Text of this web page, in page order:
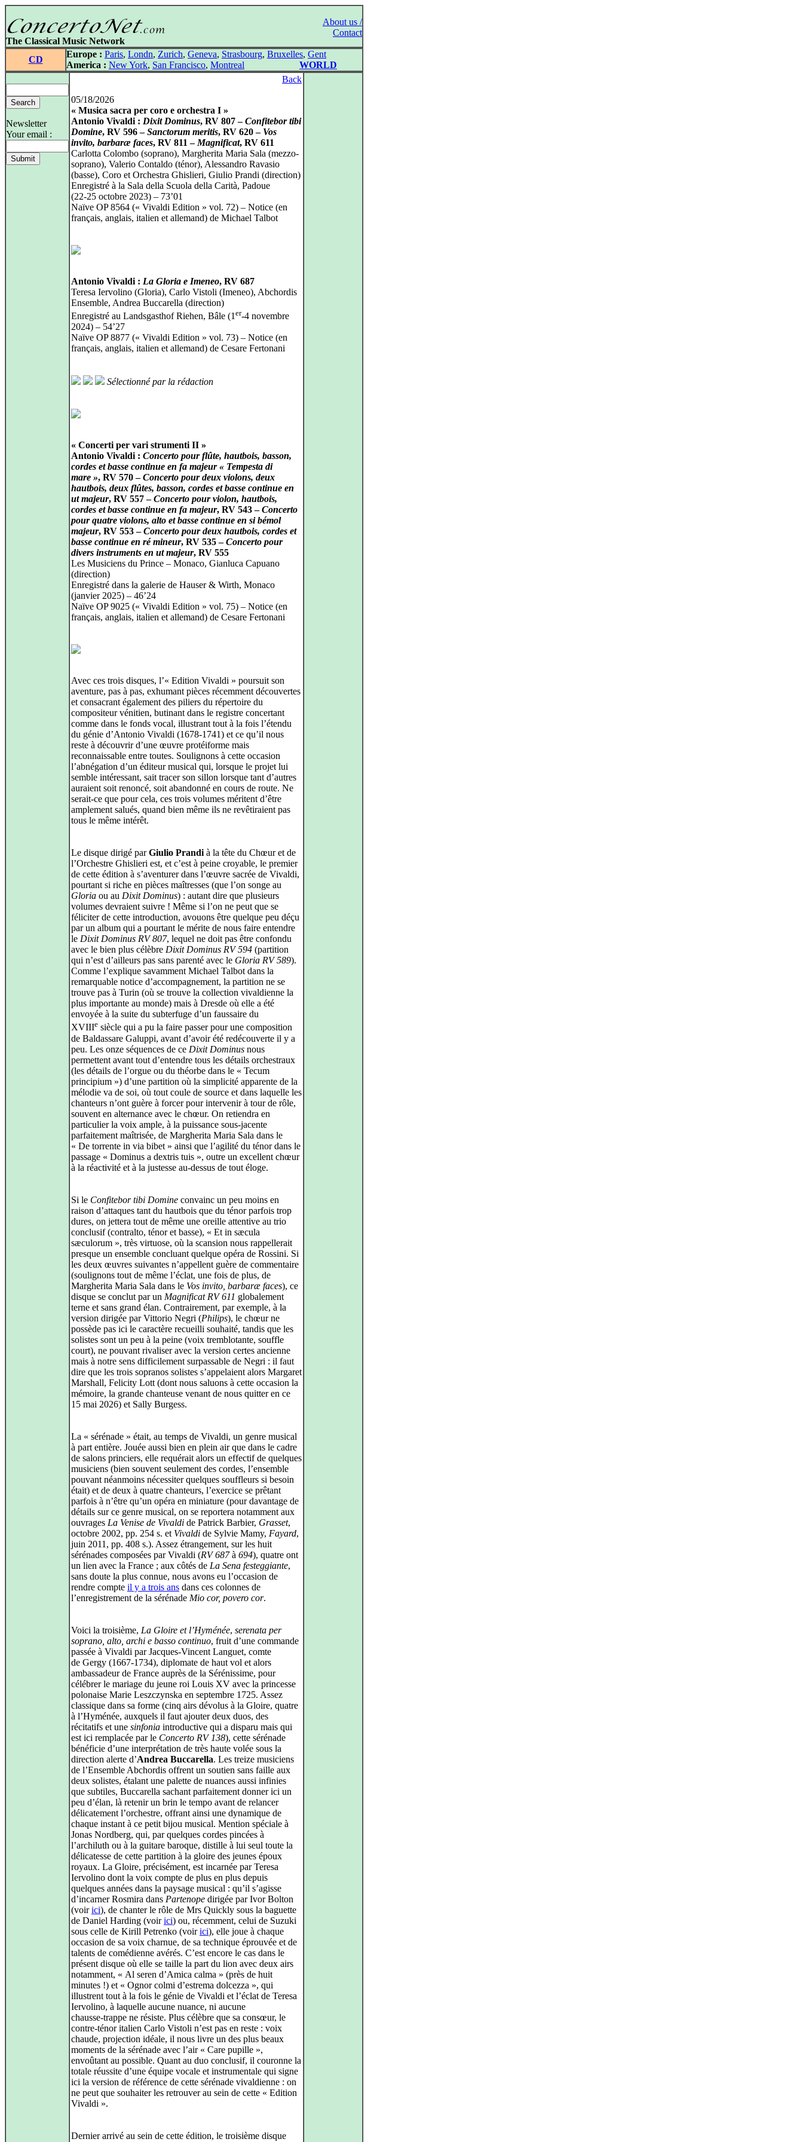
About us /
Contact
The Classical Music Network
CD
Europe : Paris, Londn, Zurich, Geneva, Strasbourg, Bruxelles, Gent
America : New York, San Francisco, Montreal WORLD
Newsletter
Your email :
Back
05/18/2026
« Musica sacra per coro e orchestra I »
Antonio Vivaldi : Dixit Dominus, RV 807 –Confitebor tibi
Domine, RV 596 –Sanctorum meritis, RV 620 – Vos
invito, barbaræ faces, RV 811 – Magnificat, RV 611
Carlotta Colombo (soprano), Margherita Maria Sala (mezzo-
soprano), Valerio Contaldo (ténor), Alessandro Ravasio
(basse), Coro et Orchestra Ghislieri, Giulio Prandi (direction)
Enregistré à la Sala della Scuola della Carità, Padoue
(22‑25 octobre 2023) – 73’01
Naïve OP 8564 (« Vivaldi Edition » vol. 72) – Notice (en
français, anglais, italien et allemand) de Michael Talbot
Antonio Vivaldi : La Gloria e Imeneo, RV 687
Teresa Iervolino (Gloria), Carlo Vistoli (Imeneo), Abchordis
Ensemble, Andrea Buccarella (direction)
Enregistré au Landsgasthof Riehen, Bâle (1 er‑4 novembre
2024) – 54’27
Naïve OP 8877 (« Vivaldi Edition » vol. 73) – Notice (en
français, anglais, italien et allemand) de Cesare Fertonani
Sélectionné par la rédaction
« Concerti per vari strumenti II »
Antonio Vivaldi : Concerto pour flûte, hautbois, basson,
cordes et basse continue en fa majeur « Tempesta di
mare », RV 570 –Concerto pour deux violons, deux
hautbois, deux flûtes, basson, cordes et basse continue en
ut majeur, RV 557 –Concerto pour violon, hautbois,
cordes et basse continue en fa majeur, RV 543 –Concerto
pour quatre violons, alto et basse continue en si bémol
majeur, RV 553 –Concerto pour deux hautbois, cordes et
basse continue en ré mineur, RV 535 –Concerto pour
divers instruments en ut majeur, RV 555
Les Musiciens du Prince – Monaco, Gianluca Capuano
(direction)
Enregistré dans la galerie de Hauser & Wirth, Monaco
(janvier 2025) – 46’24
Naïve OP 9025 (« Vivaldi Edition » vol. 75) – Notice (en
français, anglais, italien et allemand) de Cesare Fertonani
Avec ces trois disques, l’« Edition Vivaldi » poursuit son
aventure, pas à pas, exhumant pièces récemment découvertes
et consacrant également des piliers du répertoire du
compositeur vénitien, butinant dans le registre concertant
comme dans le fonds vocal, illustrant tout à la fois l’étendu
du génie d’Antonio Vivaldi (1678‑1741) et ce qu’il nous
reste à découvrir d’une œuvre protéiforme mais
reconnaissable entre toutes. Soulignons à cette occasion
l’abnégation d’un éditeur musical qui, lorsque le projet lui
semble intéressant, sait tracer son sillon lorsque tant d’autres
auraient soit renoncé, soit abandonné en cours de route. Ne
serait‑ce que pour cela, ces trois volumes méritent d’être
amplement salués, quand bien même ils ne revêtiraient pas
tous le même intérêt.
Le disque dirigé parGiulio Prandi à la tête du Chœur et de
l’Orchestre Ghislieri est, et c’est à peine croyable, le premier
de cette édition à s’aventurer dans l’œuvre sacrée de Vivaldi,
pourtant si riche en pièces maîtresses (que l’on songe au
Gloria ou au Dixit Dominus) : autant dire que plusieurs
volumes devraient suivre ! Même si l’on ne peut que se
féliciter de cette introduction, avouons être quelque peu déçu
par un album qui a pourtant le mérite de nous faire entendre
le Dixit Dominus RV 807, lequel ne doit pas être confondu
avec le bien plus célèbre Dixit Dominus RV 594 (partition
qui n’est d’ailleurs pas sans parenté avec le Gloria RV 589).
Comme l’explique savamment Michael Talbot dans la
remarquable notice d’accompagnement, la partition ne se
trouve pas à Turin (où se trouve la collection vivaldienne la
plus importante au monde) mais à Dresde où elle a été
envoyée à la suite du subterfuge d’un faussaire du
XVIIIe siècle qui a pu la faire passer pour une composition
de Baldassare Galuppi, avant d’avoir été redécouverte il y a
peu. Les onze séquences de ce Dixit Dominus nous
permettent avant tout d’entendre tous les détails orchestraux
(les détails de l’orgue ou du théorbe dans le « Tecum
principium ») d’une partition où la simplicité apparente de la
mélodie va de soi, où tout coule de source et dans laquelle les
chanteurs n’ont guère à forcer pour intervenir à tour de rôle,
souvent en alternance avec le chœur. On retiendra en
particulier la voix ample, à la puissance sous‑jacente
parfaitement maîtrisée, de Margherita Maria Sala dans le
« De torrente in via bibet » ainsi que l’agilité du ténor dans le
passage « Dominus a dextris tuis », outre un excellent chœur
à la réactivité et à la justesse au‑dessus de tout éloge.
Si le Confitebor tibi Domine convainc un peu moins en
raison d’attaques tant du hautbois que du ténor parfois trop
dures, on jettera tout de même une oreille attentive au trio
conclusif (contralto, ténor et basse), « Et in sæcula
sæculorum », très virtuose, où la scansion nous rappellerait
presque un ensemble concluant quelque opéra de Rossini. Si
les deux œuvres suivantes n’appellent guère de commentaire
(soulignons tout de même l’éclat, une fois de plus, de
Margherita Maria Sala dans le Vos invito, barbaræ faces), ce
disque se conclut par un Magnificat RV 611 globalement
terne et sans grand élan. Contrairement, par exemple, à la
version dirigée par Vittorio Negri (Philips), le chœur ne
possède pas ici le caractère recueilli souhaité, tandis que les
solistes sont un peu à la peine (voix tremblotante, souffle
court), ne pouvant rivaliser avec la version certes ancienne
mais à notre sens difficilement surpassable de Negri : il faut
dire que les trois sopranos solistes s’appelaient alors Margaret
Marshall, Felicity Lott (dont nous saluons à cette occasion la
mémoire, la grande chanteuse venant de nous quitter en ce
15 mai 2026) et Sally Burgess.
La « sérénade » était, au temps de Vivaldi, un genre musical
à part entière. Jouée aussi bien en plein air que dans le cadre
de salons princiers, elle requérait alors un effectif de quelques
musiciens (bien souvent seulement des cordes, l’ensemble
pouvant néanmoins nécessiter quelques souffleurs si besoin
était) et de deux à quatre chanteurs, l’exercice se prêtant
parfois à n’être qu’un opéra en miniature (pour davantage de
détails sur ce genre musical, on se reportera notamment aux
ouvrages La Venise de Vivaldi de Patrick Barbier, Grasset,
octobre 2002, pp. 254 s. et Vivaldi de Sylvie Mamy, Fayard,
juin 2011, pp. 408 s.). Assez étrangement, sur les huit
sérénades composées par Vivaldi (RV 687à 694), quatre ont
un lien avec la France ; aux côtés de La Sena festeggiante,
sans doute la plus connue, nous avons eu l’occasion de
rendre compte il y a trois ans dans ces colonnes de
l’enregistrement de la sérénade Mio cor, povero cor.
Voici la troisième, La Gloire et l’Hyménée, serenata per
soprano, alto, archi e basso continuo, fruit d’une commande
passée à Vivaldi par Jacques-Vincent Languet, comte
de Gergy (1667‑1734), diplomate de haut vol et alors
ambassadeur de France auprès de la Sérénissime, pour
célébrer le mariage du jeune roi Louis XV avec la princesse
polonaise Marie Leszczynska en septembre 1725. Assez
classique dans sa forme (cinq airs dévolus à la Gloire, quatre
à l’Hyménée, auxquels il faut ajouter deux duos, des
récitatifs et une sinfonia introductive qui a disparu mais qui
est ici remplacée par le Concerto RV 138), cette sérénade
bénéficie d’une interprétation de très haute volée sous la
direction alerte d’Andrea Buccarella. Les treize musiciens
de l’Ensemble Abchordis offrent un soutien sans faille aux
deux solistes, étalant une palette de nuances aussi infinies
que subtiles, Buccarella sachant parfaitement donner ici un
peu d’élan, là retenir un brin le tempo avant de relancer
délicatement l’orchestre, offrant ainsi une dynamique de
chaque instant à ce petit bijou musical. Mention spéciale à
Jonas Nordberg, qui, par quelques cordes pincées à
l’archiluth ou à la guitare baroque, distille à lui seul toute la
délicatesse de cette partition à la gloire des jeunes époux
royaux. La Gloire, précisément, est incarnée par Teresa
Iervolino dont la voix compte de plus en plus depuis
quelques années dans la paysage musical : qu’il s’agisse
d’incarner Rosmira dans Partenope dirigée par Ivor Bolton
(voirici), de chanter le rôle de Mrs Quickly sous la baguette
de Daniel Harding (voirici) ou, récemment, celui de Suzuki
sous celle de Kirill Petrenko (voirici), elle joue à chaque
occasion de sa voix charnue, de sa technique éprouvée et de
talents de comédienne avérés. C’est encore le cas dans le
présent disque où elle se taille la part du lion avec deux airs
notamment, « Al seren d’Amica calma » (près de huit
minutes !) et « Ognor colmi d’estrema dolcezza », qui
illustrent tout à la fois le génie de Vivaldi et l’éclat de Teresa
Iervolino, à laquelle aucune nuance, ni aucune
chausse‑trappe ne résiste. Plus célèbre que sa consœur, le
contre‑ténor italien Carlo Vistoli n’est pas en reste : voix
chaude, projection idéale, il nous livre un des plus beaux
moments de la sérénade avec l’air « Care pupille »,
envoûtant au possible. Quant au duo conclusif, il couronne la
totale réussite d’une équipe vocale et instrumentale qui signe
ici la version de référence de cette sérénade vivaldienne : on
ne peut que souhaiter les retrouver au sein de cette « Edition
Vivaldi ».
Dernier arrivé au sein de cette édition, le troisième disque